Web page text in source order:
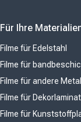
Für Ihre
Filme für Edelstahl
Filme für
Filme für andere
Filme für
Filme für